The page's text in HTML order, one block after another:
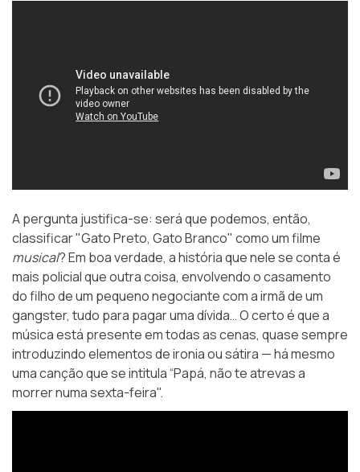
A pergunta justifica-se: será que podemos, então,
classificar "Gato Preto, Gato Branco" como um filme
musical? Em boa verdade, a história que nele se conta é
mais policial que outra coisa, envolvendo o casamento
do filho de um pequeno negociante com a irmã de um
gangster, tudo para pagar uma dívida… O certo é que a
música está presente em todas as cenas, quase sempre
introduzindo elementos de ironia ou sátira — há mesmo
uma canção que se intitula “Papá, não te atrevas a
morrer numa sexta-feira".